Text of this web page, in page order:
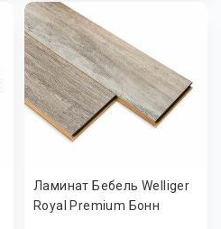
Ламинат Бебель Welliger
Royal Premium Бонн